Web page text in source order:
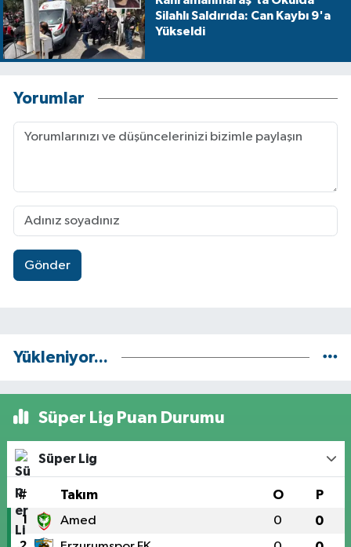
Silahlı Saldırıda: Can Kaybı 9'a
Yükseldi
Yorumlar
Gönder
Yükleniyor...
Süper Lig Puan Durumu
Süper Lig
# Takım O P
1 Amed 0 0